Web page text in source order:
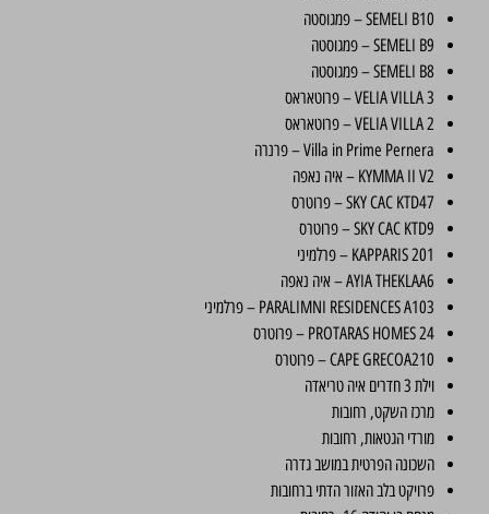
SEMELI B10 – פמגוסטה
SEMELI B9 – פמגוסטה
SEMELI B8 – פמגוסטה
VELIA VILLA 3 – פרוטאראס
VELIA VILLA 2 – פרוטאראס
Villa in Prime Pernera – פרנרה
KYMMA II V2 – איה נאפה
SKY CAC KTD47 – פרוטרס
SKY CAC KTD9 – פרוטרס
KAPPARIS 201 – פרלמיני
AYIA THEKLAA6 – איה נאפה
PARALIMNI RESIDENCES A103 – פרלמיני
PROTARAS HOMES 24 – פרוטרס
CAPE GRECOA210 – פרוטרס
וילת 3 חדרים איה טריאדה
מרכז השקט, רחובות
מורדי הגטאות, רחובות
השכונה הפרטית במושב גדרה
פרויקט בלב האזור הדתי ברחובות